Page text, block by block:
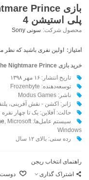
پلی استیشن 4
محصول شرکت: سونی Sony
امتیاز: اولین نفری باشید که نظر
خرید بازی Trine 4: The Nightmare Prince کارکرده برای کنسول PS4
تاریخ انتشار: ۱۶ مهر ۱۳۹۸
توسعه‌دهنده: Frozenbyte
ناشر: Modus Games
ژانر: اکشن - نقش آفرینی،
حالت: آفلاین: یک تا چهار نفره آنلاین:
سیستم عامل‌ها:‌, Microsoft
Windows
رده سنی: بالای ۱۲ سال
راهنمای انتخاب ریجن
اشتراک گذاری
دوست